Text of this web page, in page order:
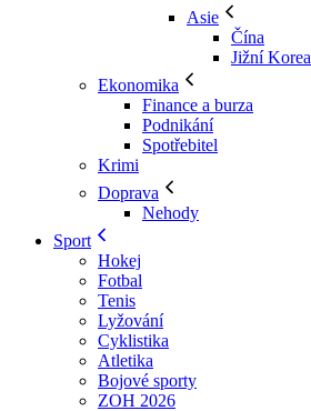
Asie
Čína
Jižní Korea
Ekonomika
Finance a burza
Podnikání
Spotřebitel
Krimi
Doprava
Nehody
Sport
Hokej
Fotbal
Tenis
Lyžování
Cyklistika
Atletika
Bojové sporty
ZOH 2026